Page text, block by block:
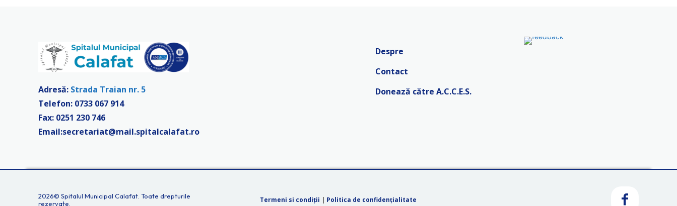
Adresă: Strada Traian nr. 5
Telefon: 0733 067 914
Fax: 0251 230 746
Email:secretariat@mail.spitalcalafat.ro
Despre
Contact
Donează către A.C.C.E.S.
2026© Spitalul Municipal Calafat. Toate drepturile
rezervate.
Termeni si condiții | Politica de confidențialitate